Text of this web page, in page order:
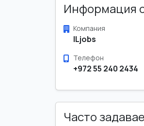
Информация
Компания
ILjobs
Телефон
+972 55 240 2434
Часто